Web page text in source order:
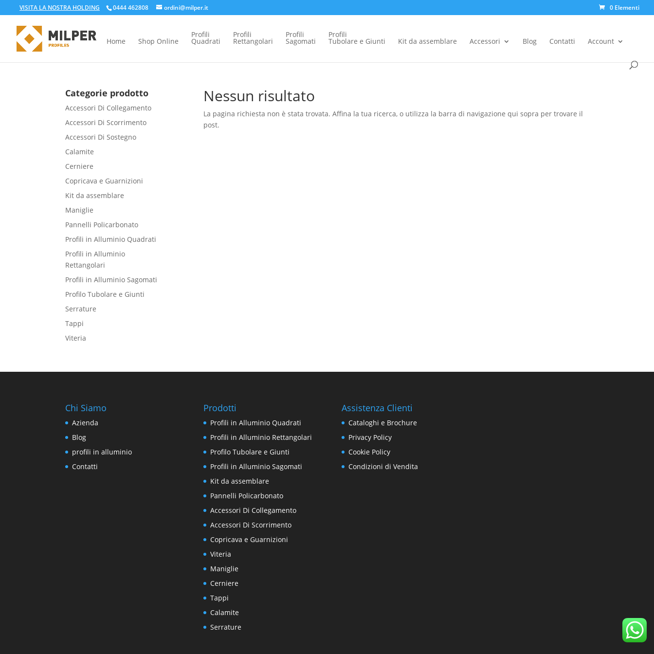
VISITA LA NOSTRA HOLDING 0444 462808 ordini@milper.it 0 Elementi
Home Shop Online
Profili
Quadrati
Profili
Rettangolari
Profili
Sagomati
Profili
Tubolare e Giunti Kit da assemblare Accessori Blog Contatti Account
Nessun risultato
La pagina richiesta non è stata trovata. Affina la tua ricerca, o utilizza la barra di navigazione qui sopra per trovare il
post.
Categorie prodotto
Accessori Di Collegamento
Accessori Di Scorrimento
Accessori Di Sostegno
Calamite
Cerniere
Copricava e Guarnizioni
Kit da assemblare
Maniglie
Pannelli Policarbonato
Profili in Alluminio Quadrati
Profili in Alluminio
Rettangolari
Profili in Alluminio Sagomati
Profilo Tubolare e Giunti
Serrature
Tappi
Viteria
Chi Siamo
Azienda
Blog
profili in alluminio
Contatti
Prodotti
Profili in Alluminio Quadrati
Profili in Alluminio Rettangolari
Profilo Tubolare e Giunti
Profili in Alluminio Sagomati
Kit da assemblare
Pannelli Policarbonato
Accessori Di Collegamento
Accessori Di Scorrimento
Copricava e Guarnizioni
Viteria
Maniglie
Cerniere
Tappi
Calamite
Serrature
Assistenza Clienti
Cataloghi e Brochure
Privacy Policy
Cookie Policy
Condizioni di Vendita